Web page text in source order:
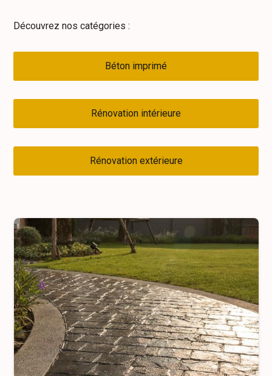
Découvrez nos catégories :
Béton imprimé
Rénovation intérieure
Rénovation extérieure